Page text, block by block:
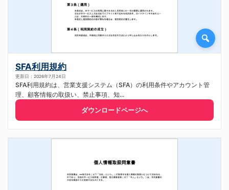
SFA利用規約
更新日：2026年7月24日
SFA利用規約は、営業支援システム（SFA）の利用条件やアカウント管
理、顧客情報の取扱い、禁止事項、知...
ダウンロードページへ